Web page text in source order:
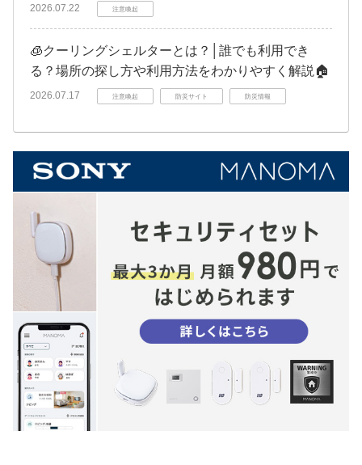
2026.07.22 注意喚起
🧊クーリングシェルターとは？│誰でも利用でき
る？場所の探し方や利用方法をわかりやすく解説🏠
2026.07.17 注意喚起 防災サイト 防災情報